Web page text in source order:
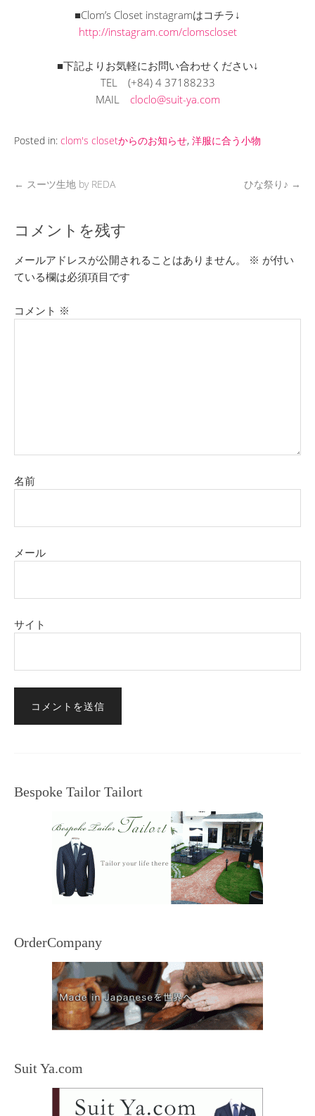
■Clom’s Closet instagramはコチラ↓
http://instagram.com/clomscloset
■下記よりお気軽にお問い合わせください↓
TEL (+84) 4 37188233
MAIL cloclo@suit-ya.com
Posted in: clom's closetからのお知らせ, 洋服に合う小物
← スーツ生地 by REDA ひな祭り♪ →
コメントを残す
メールアドレスが公開されることはありません。 ※ が付い
ている欄は必須項目です
コメント ※
名前
メール
サイト
Bespoke Tailor Tailort
OrderCompany
Suit Ya.com